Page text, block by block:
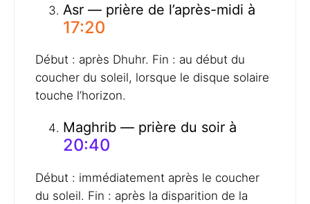
Asr — prière de l’après-midi à
17:20
Début : après Dhuhr. Fin : au début du
coucher du soleil, lorsque le disque solaire
touche l’horizon.
Maghrib — prière du soir à
20:40
Début : immédiatement après le coucher
du soleil. Fin : après la disparition de la